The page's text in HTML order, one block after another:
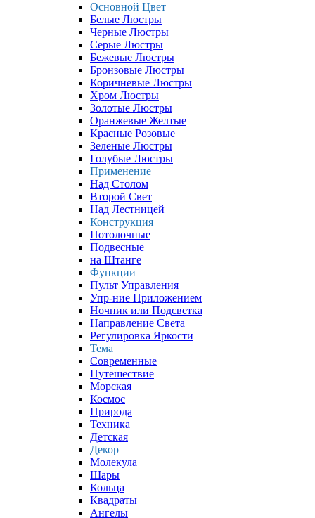
Основной Цвет
Белые Люстры
Черные Люстры
Серые Люстры
Бежевые Люстры
Бронзовые Люстры
Коричневые Люстры
Хром Люстры
Золотые Люстры
Оранжевые Желтые
Красные Розовые
Зеленые Люстры
Голубые Люстры
Применение
Над Столом
Второй Свет
Над Лестницей
Конструкция
Потолочные
Подвесные
на Штанге
Функции
Пульт Управления
Упр-ние Приложением
Ночник или Подсветка
Направление Света
Регулировка Яркости
Тема
Современные
Путешествие
Морская
Космос
Природа
Техника
Детская
Декор
Молекула
Шары
Кольца
Квадраты
Ангелы